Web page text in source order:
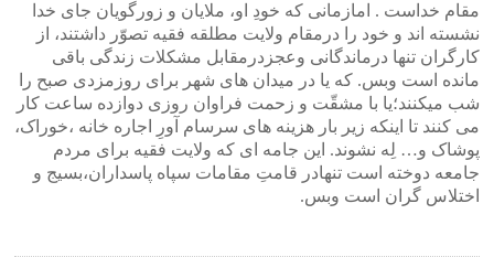
مقام خداست . امازمانی که خودِ او، ملایان و زورگویان جای خدا
نشسته اند و خود را درمقام ولایت مطلقه فقیه تصوّر داشتند، از
کارگران تنها درماندگانی وعجزدرمقابل مشکلات زندگی باقی
مانده است وبس. که یا در میدان های شهر برای روزمزدی صبح را
شب میکنند؛یا با مشقّت و زحمت فراوان روزی دوازده ساعت کار
می کنند تا اینکه زیر بار هزینه های سرسام آورِ اجاره خانه ،خوراک،
پوشاک و… لِه نشوند. این جامه ای که ولایت فقیه برای مردم
جامعه دوخته است تنهادر قامتِ مقامات سپاه پاسداران،بسیج و
اختلاس گران است وبس.